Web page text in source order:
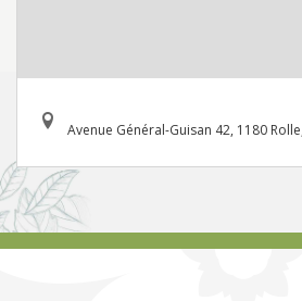
Avenue Général-Guisan 42, 1180